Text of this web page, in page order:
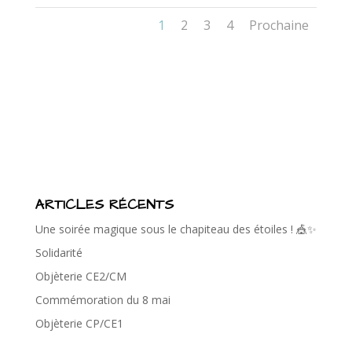
1 2 3 4 Prochaine
ARTICLES RÉCENTS
Une soirée magique sous le chapiteau des étoiles ! 🎪✨
Solidarité
Objèterie CE2/CM
Commémoration du 8 mai
Objèterie CP/CE1